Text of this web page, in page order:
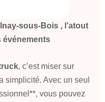
sous-Bois , l’atout
événements
, c’est miser sur
simplicité. Avec un seul
vous pouvez